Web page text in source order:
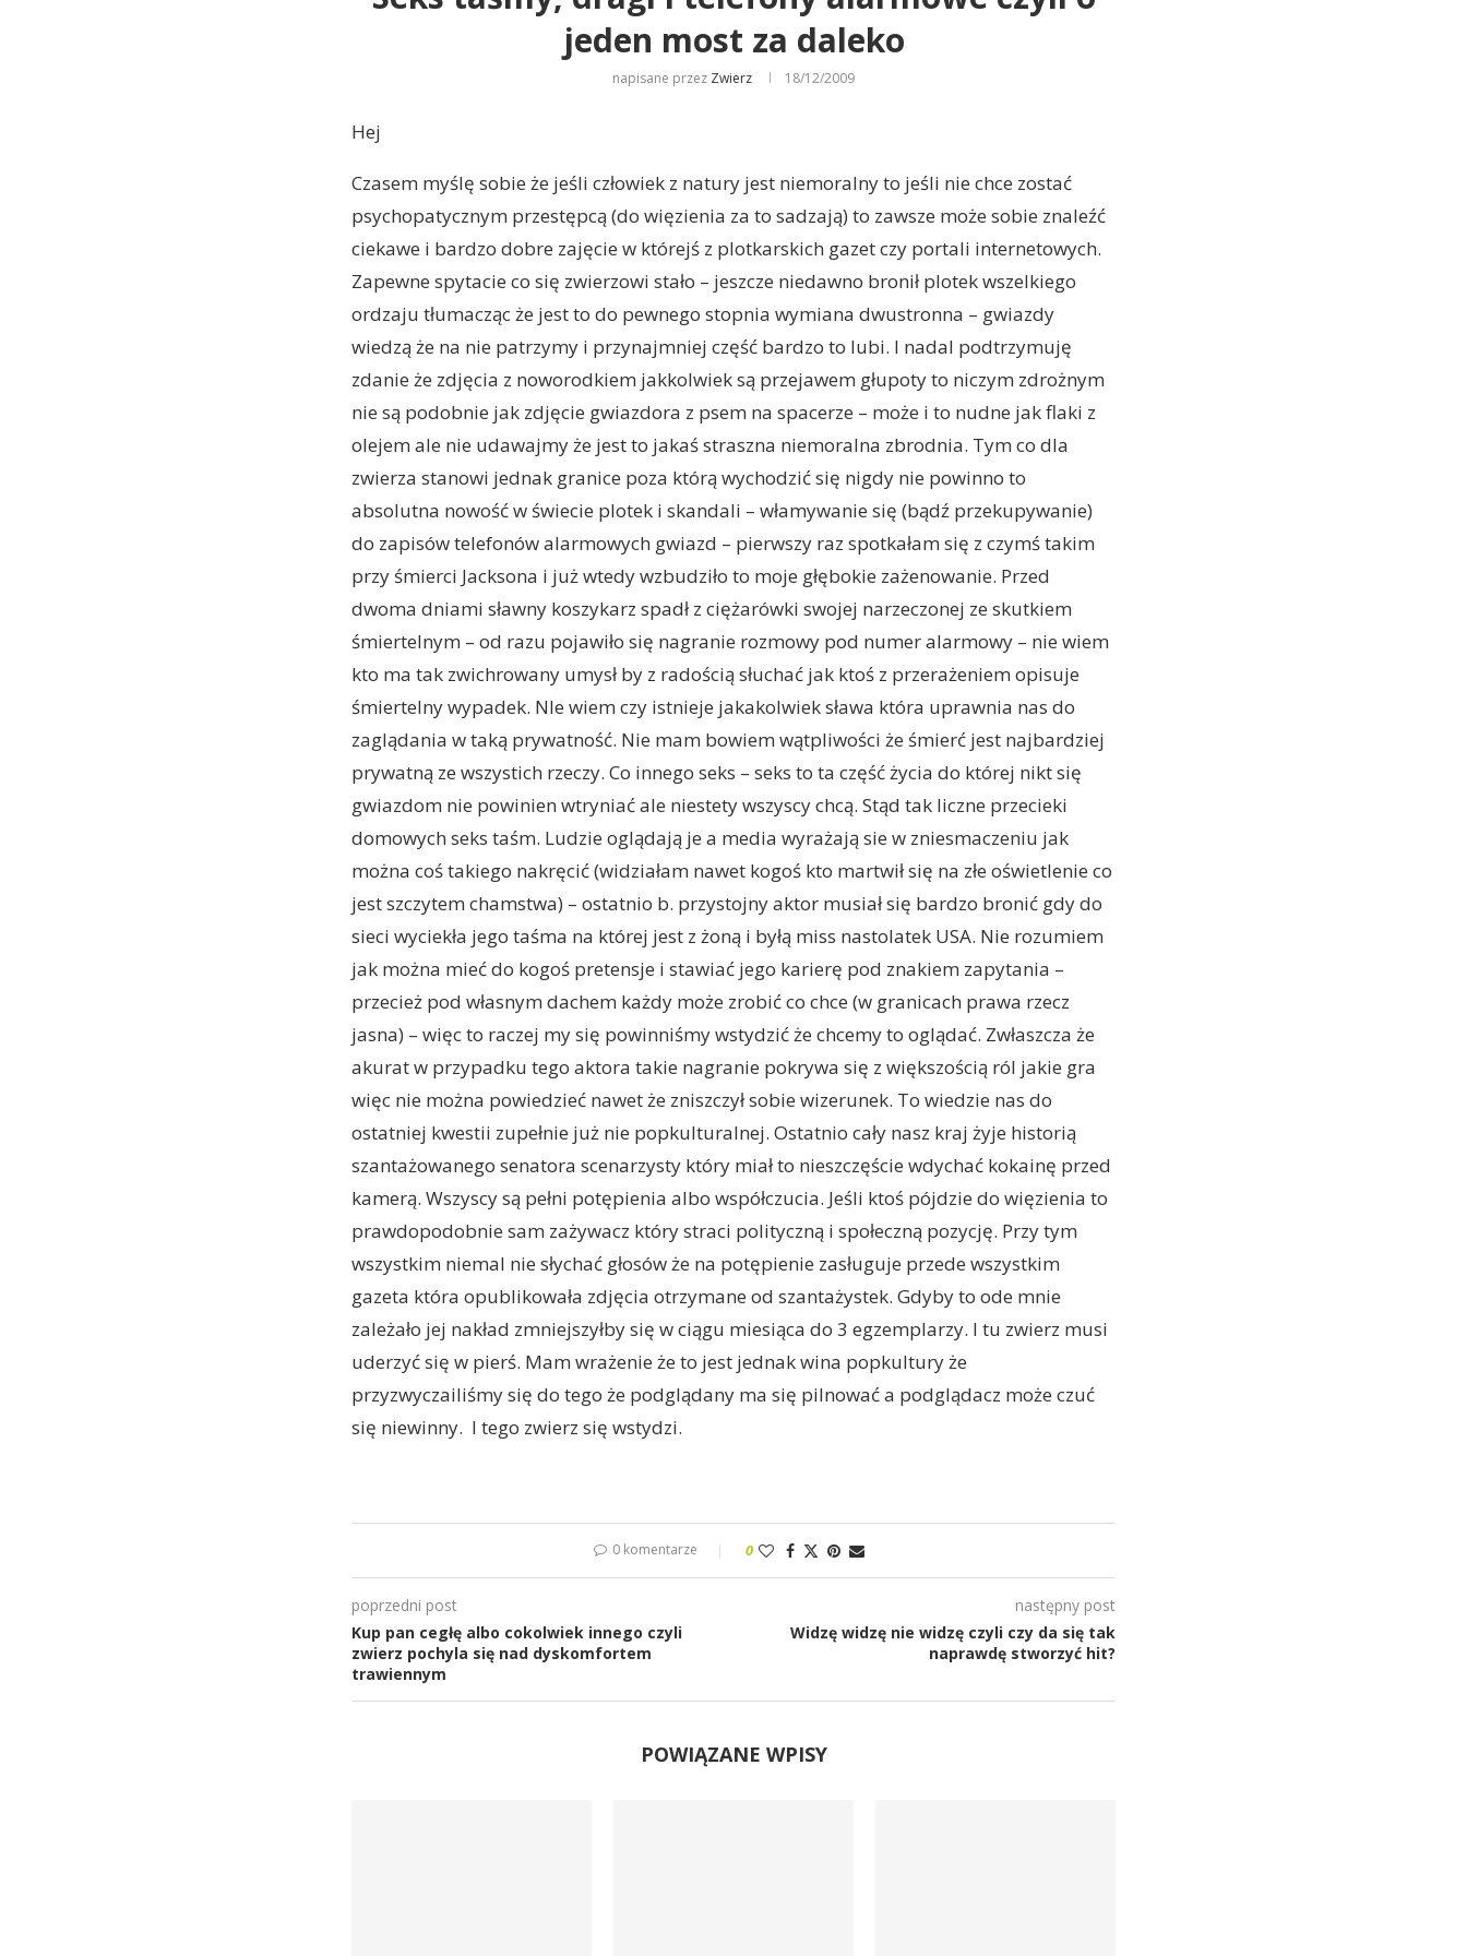
jeden most za daleko
napisane przez Zwierz 18/12/2009
Hej
Czasem myślę sobie że jeśli człowiek z natury jest niemoralny to jeśli nie chce zostać
psychopatycznym przestępcą (do więzienia za to sadzają) to zawsze może sobie znaleźć
ciekawe i bardzo dobre zajęcie w którejś z plotkarskich gazet czy portali internetowych.
Zapewne spytacie co się zwierzowi stało – jeszcze niedawno bronił plotek wszelkiego
ordzaju tłumacząc że jest to do pewnego stopnia wymiana dwustronna – gwiazdy
wiedzą że na nie patrzymy i przynajmniej część bardzo to lubi. I nadal podtrzymuję
zdanie że zdjęcia z noworodkiem jakkolwiek są przejawem głupoty to niczym zdrożnym
nie są podobnie jak zdjęcie gwiazdora z psem na spacerze – może i to nudne jak flaki z
olejem ale nie udawajmy że jest to jakaś straszna niemoralna zbrodnia. Tym co dla
zwierza stanowi jednak granice poza którą wychodzić się nigdy nie powinno to
absolutna nowość w świecie plotek i skandali – włamywanie się (bądź przekupywanie)
do zapisów telefonów alarmowych gwiazd – pierwszy raz spotkałam się z czymś takim
przy śmierci Jacksona i już wtedy wzbudziło to moje głębokie zażenowanie. Przed
dwoma dniami sławny koszykarz spadł z ciężarówki swojej narzeczonej ze skutkiem
śmiertelnym – od razu pojawiło się nagranie rozmowy pod numer alarmowy – nie wiem
kto ma tak zwichrowany umysł by z radością słuchać jak ktoś z przerażeniem opisuje
śmiertelny wypadek. NIe wiem czy istnieje jakakolwiek sława która uprawnia nas do
zaglądania w taką prywatność. Nie mam bowiem wątpliwości że śmierć jest najbardziej
prywatną ze wszystich rzeczy. Co innego seks – seks to ta część życia do której nikt się
gwiazdom nie powinien wtryniać ale niestety wszyscy chcą. Stąd tak liczne przecieki
domowych seks taśm. Ludzie oglądają je a media wyrażają sie w zniesmaczeniu jak
można coś takiego nakręcić (widziałam nawet kogoś kto martwił się na złe oświetlenie co
jest szczytem chamstwa) – ostatnio b. przystojny aktor musiał się bardzo bronić gdy do
sieci wyciekła jego taśma na której jest z żoną i byłą miss nastolatek USA. Nie rozumiem
jak można mieć do kogoś pretensje i stawiać jego karierę pod znakiem zapytania –
przecież pod własnym dachem każdy może zrobić co chce (w granicach prawa rzecz
jasna) – więc to raczej my się powinniśmy wstydzić że chcemy to oglądać. Zwłaszcza że
akurat w przypadku tego aktora takie nagranie pokrywa się z większością ról jakie gra
więc nie można powiedzieć nawet że zniszczył sobie wizerunek. To wiedzie nas do
ostatniej kwestii zupełnie już nie popkulturalnej. Ostatnio cały nasz kraj żyje historią
szantażowanego senatora scenarzysty który miał to nieszczęście wdychać kokainę przed
kamerą. Wszyscy są pełni potępienia albo współczucia. Jeśli ktoś pójdzie do więzienia to
prawdopodobnie sam zażywacz który straci polityczną i społeczną pozycję. Przy tym
wszystkim niemal nie słychać głosów że na potępienie zasługuje przede wszystkim
gazeta która opublikowała zdjęcia otrzymane od szantażystek. Gdyby to ode mnie
zależało jej nakład zmniejszyłby się w ciągu miesiąca do 3 egzemplarzy. I tu zwierz musi
uderzyć się w pierś. Mam wrażenie że to jest jednak wina popkultury że
przyzwyczailiśmy się do tego że podglądany ma się pilnować a podglądacz może czuć
się niewinny. I tego zwierz się wstydzi.
0 komentarze 0
poprzedni post
Kup pan cegłę albo cokolwiek innego czyli
zwierz pochyla się nad dyskomfortem
trawiennym
następny post
Widzę widzę nie widzę czyli czy da się tak
naprawdę stworzyć hit?
POWIĄZANE WPISY